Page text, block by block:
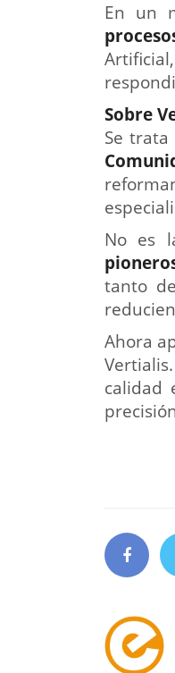
En un
Sobre
Se trata
No es
tanto
Ahora
calidad